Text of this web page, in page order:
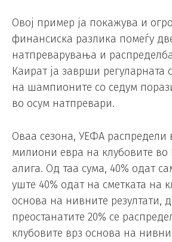
Овој пример ја покажува и
финансиска разлика помеѓу
натпреварувања и
Каират ја заврши регуларната
на шампионите со седум
во осум натпревари.
Оваа сезона, УЕФА распредели
милиони евра на клубовите
алига. Од таа сума, 40% одат
уште 40% одат на сметката на
основа на нивните резултати,
преостанатите 20% се
клубовите врз основа на